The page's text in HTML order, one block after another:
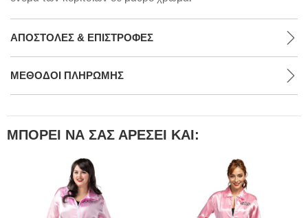
ΑΠΟΣΤΟΛΈΣ & ΕΠΙΣΤΡΟΦΈΣ
ΜΕΘΌΔΟΙ ΠΛΗΡΩΜΉΣ
ΜΠΟΡΕΊ ΝΑ ΣΑΣ ΑΡΈΣΕΙ ΚΑΙ: